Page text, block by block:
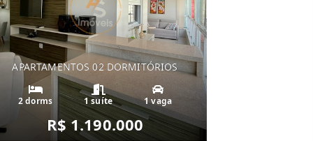
APARTAMENTOS 02 DORMITÓRIOS
2 dorms 1 suíte 1 vaga
R$ 1.190.000